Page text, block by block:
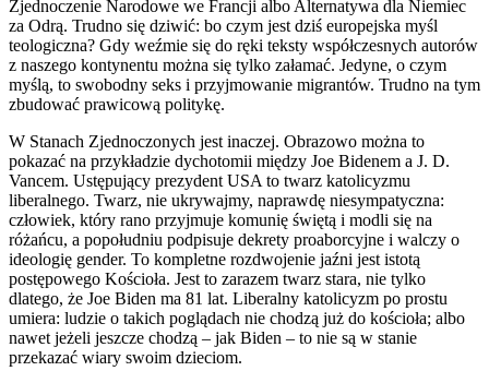
Zjednoczenie Narodowe we Francji albo Alternatywa dla Niemiec
za Odrą. Trudno się dziwić: bo czym jest dziś europejska myśl
teologiczna? Gdy weźmie się do ręki teksty współczesnych autorów
z naszego kontynentu można się tylko załamać. Jedyne, o czym
myślą, to swobodny seks i przyjmowanie migrantów. Trudno na tym
zbudować prawicową politykę.
W Stanach Zjednoczonych jest inaczej. Obrazowo można to
pokazać na przykładzie dychotomii między Joe Bidenem a J. D.
Vancem. Ustępujący prezydent USA to twarz katolicyzmu
liberalnego. Twarz, nie ukrywajmy, naprawdę niesympatyczna:
człowiek, który rano przyjmuje komunię świętą i modli się na
różańcu, a popołudniu podpisuje dekrety proaborcyjne i walczy o
ideologię gender. To kompletne rozdwojenie jaźni jest istotą
postępowego Kościoła. Jest to zarazem twarz stara, nie tylko
dlatego, że Joe Biden ma 81 lat. Liberalny katolicyzm po prostu
umiera: ludzie o takich poglądach nie chodzą już do kościoła; albo
nawet jeżeli jeszcze chodzą – jak Biden – to nie są w stanie
przekazać wiary swoim dzieciom.